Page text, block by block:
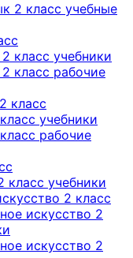
2 класс учебные
класс учебники
класс рабочие
класс
учебники
рабочие
класс учебники
2 класс
искусство 2
искусство 2